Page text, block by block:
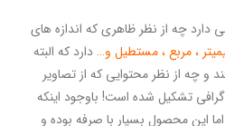
دارد چه از نظر ظاهری که اندازه های
دارد که البته
و چه از نظر محتوایی که از تصاویر
گرافی تشکیل شده است! باوجود اینکه
این محصول بسیار با صرفه بوده و